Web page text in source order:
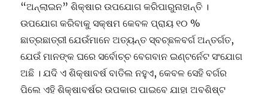
“ଅନ୍ଲାଇନ” ଶିକ୍ଷାର ଉପଯୋଗ କରିପାରୁନାହାନ୍ତି ।
ଉପଯୋଗ କରିବାକୁ ସକ୍ଷମ କେବଳ ପ୍ରାୟ ୧୦ %
ଛାତ୍ରଛାତ୍ରୀ ଯେଉଁମାନେ ଅତ୍ୟନ୍ତ ସ୍ବଚ୍ଛଳବର୍ଗ ଅନ୍ତର୍ଗତ,
ଯେଉଁ ମାନଙ୍କ ଘରେ ସର୍ବୋଚ୍ଚ ବେଗବାନ ଇଣ୍ଟର୍ନେଟ ସଂଯୋଗ
ଅଛି । ଯଦି ଏ ଶିକ୍ଷାବର୍ଷ ବାତିଲ ନହୁଏ, କେବଳ ସେହି ବର୍ଗର
ପିଲେ ଏହି ଶିକ୍ଷାବର୍ଷର ଉପକାର ପାଇବେ ଯାହା ଅବଶିଷ୍ଟ